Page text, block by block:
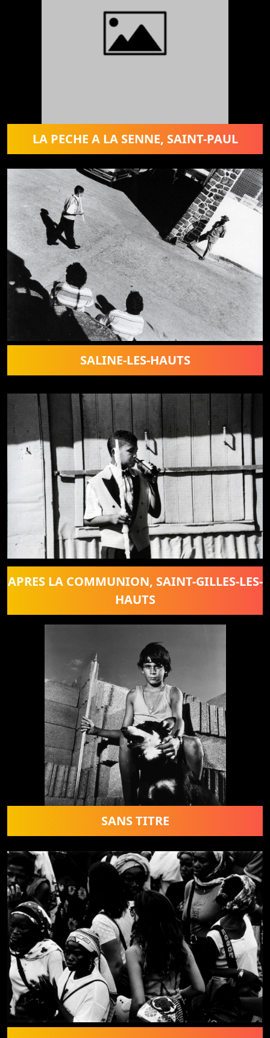
LA PECHE A LA SENNE, SAINT-PAUL
SALINE-LES-HAUTS
APRES LA COMMUNION, SAINT-GILLES-LES-
HAUTS
SANS TITRE